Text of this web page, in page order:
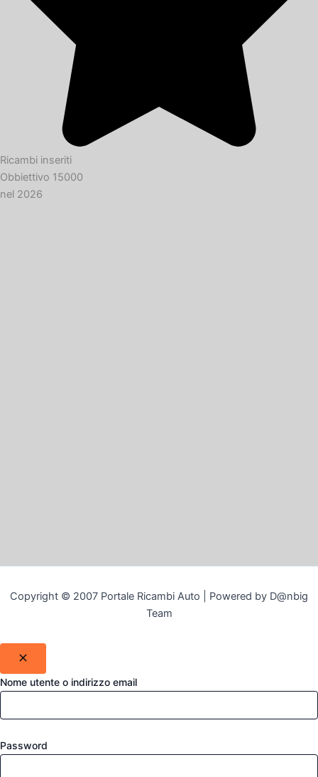
Ricambi inseriti
Obbiettivo 15000
nel 2026
Copyright © 2007 Portale Ricambi Auto | Powered by D@nbig
Team
Nome utente o indirizzo email
Password